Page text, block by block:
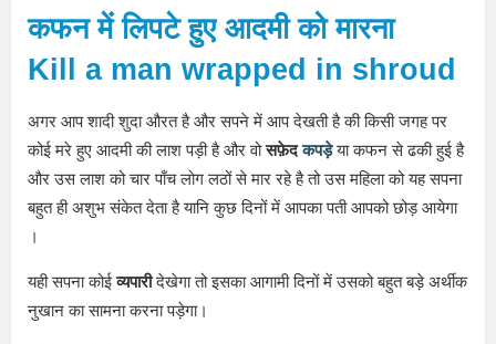
कफन में लिपटे हुए आदमी को मारना
Kill a man wrapped in shroud
अगर आप शादी शुदा औरत है और सपने में आप देखती है की किसी जगह पर
कोई मरे हुए आदमी की लाश पड़ी है और वोसफ़ेद कपड़ेया कफन से ढकी हुई है
और उस लाश को चार पाँच लोग लठों से मार रहे है तो उस महिला को यह सपना
बहुत ही अशुभ संकेत देता है यानि कुछ दिनों में आपका पती आपको छोड़ आयेगा
।
यही सपना कोईव्यपारीदेखेगा तो इसका आगामी दिनों में उसको बहुत बड़े अर्थीक
नुखान का सामना करना पड़ेगा।